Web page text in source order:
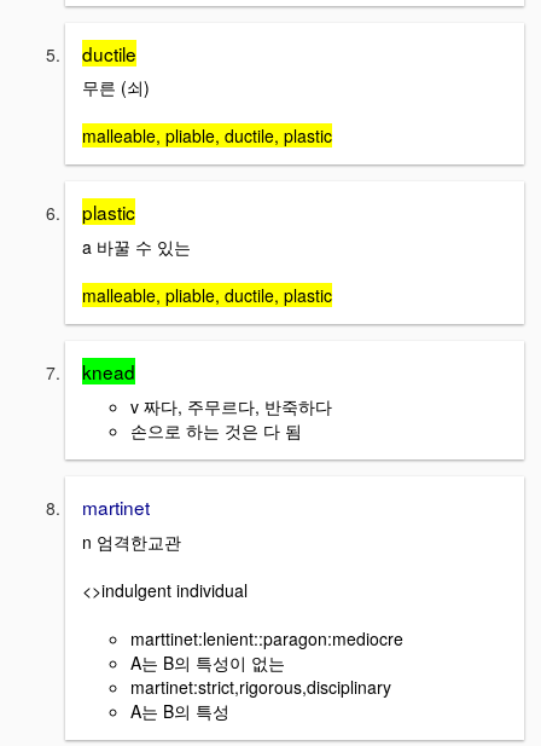
ductile
무른 (쇠)
malleable, pliable, ductile, plastic
plastic
a 바꿀 수 있는
malleable, pliable, ductile, plastic
knead
v 짜다, 주무르다, 반죽하다
손으로 하는 것은 다 됨
martinet
n 엄격한교관
<>indulgent individual
marttinet:lenient::paragon:mediocre
A는 B의 특성이 없는
martinet:strict,rigorous,disciplinary
A는 B의 특성